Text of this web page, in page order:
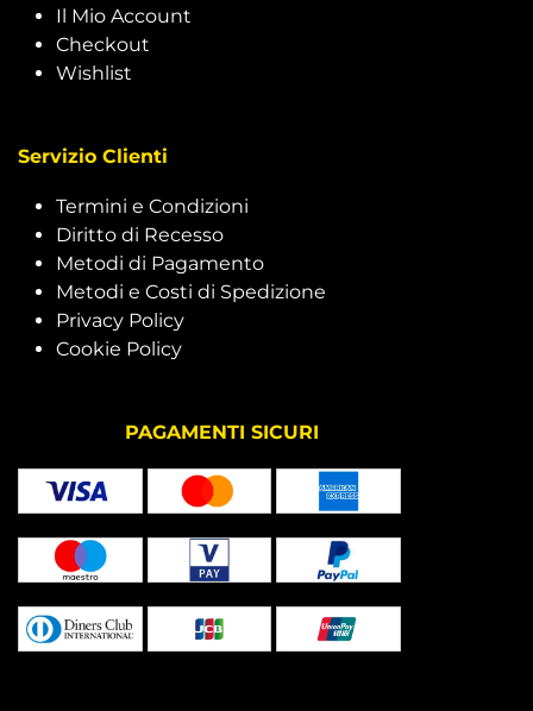
Il Mio Account
Checkout
Wishlist
Servizio Clienti
Termini e Condizioni
Diritto di Recesso
Metodi di Pagamento
Metodi e Costi di Spedizione
Privacy Policy
Cookie Policy
PAGAMENTI SICURI